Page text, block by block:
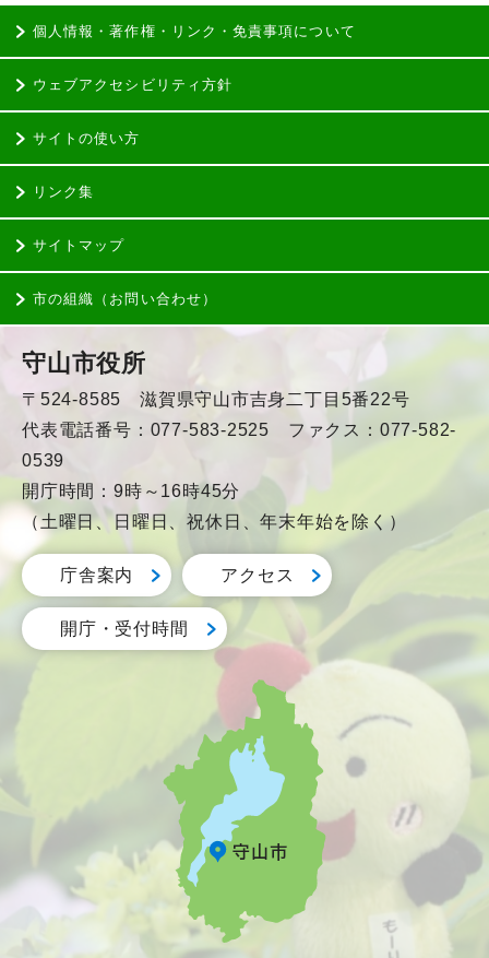
個人情報・著作権・リンク・免責事項について
ウェブアクセシビリティ方針
サイトの使い方
リンク集
サイトマップ
市の組織（お問い合わせ）
守山市役所
〒524-8585 滋賀県守山市吉身二丁目5番22号
代表電話番号：077-583-2525 ファクス：077-582-
0539
開庁時間：9時～16時45分
（土曜日、日曜日、祝休日、年末年始を除く）
庁舎案内 アクセス
開庁・受付時間